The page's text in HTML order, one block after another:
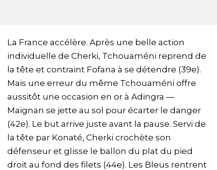
La France accélère. Après une belle action
individuelle de Cherki, Tchouaméni reprend de
la tête et contraint Fofana à se détendre (39e).
Mais une erreur du même Tchouaméni offre
aussitôt une occasion en or à Adingra —
Maignan se jette au sol pour écarter le danger
(42e). Le but arrive juste avant la pause. Servi de
la tête par Konaté, Cherki crochète son
défenseur et glisse le ballon du plat du pied
droit au fond des filets (44e). Les Bleus rentrent